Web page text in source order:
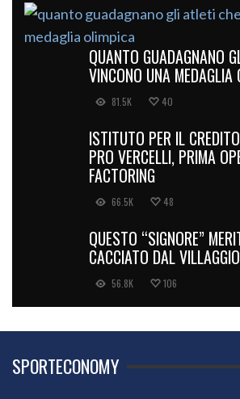
QUANTO GUADAGNANO
VINCONO UNA
81.5K 40
ISTITUTO PER IL
PRO VERCELLI, PRIMA
FACTORING
66.5K 48
QUESTO “SIGNORE”
CACCIATO DAL
56.8K 106
SPORTECONOMY